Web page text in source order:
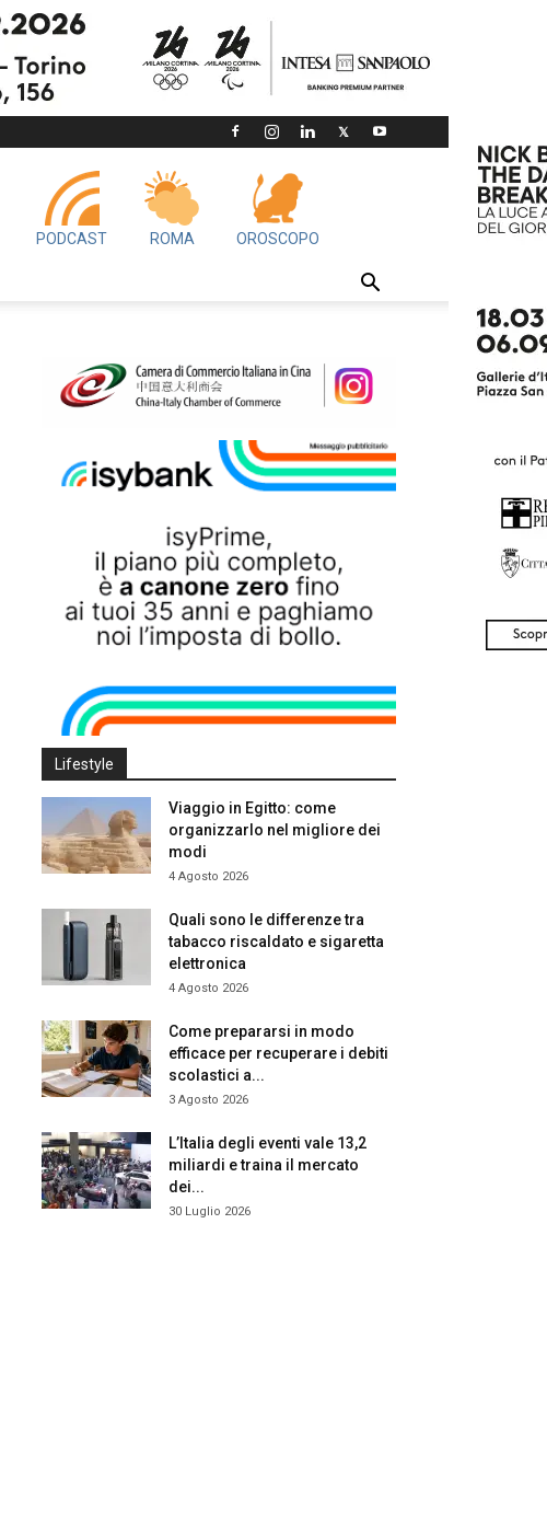
PODCAST ROMA OROSCOPO
Lifestyle
Viaggio in Egitto: come
organizzarlo nel migliore dei
modi
4 Agosto 2026
Quali sono le differenze tra
tabacco riscaldato e sigaretta
elettronica
4 Agosto 2026
Come prepararsi in modo
efficace per recuperare i debiti
scolastici a...
3 Agosto 2026
L’Italia degli eventi vale 13,2
miliardi e traina il mercato
dei...
30 Luglio 2026